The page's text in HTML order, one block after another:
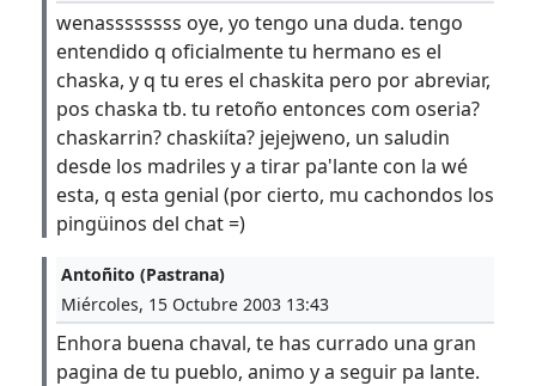
wenassssssss oye, yo tengo una duda. tengo
entendido q oficialmente tu hermano es el
chaska, y q tu eres el chaskita pero por abreviar,
pos chaska tb. tu retoño entonces com oseria?
chaskarrin? chaskiíta? jejejweno, un saludin
desde los madriles y a tirar pa'lante con la wé
esta, q esta genial (por cierto, mu cachondos los
pingüinos del chat =)
Antoñito (Pastrana)
Miércoles, 15 Octubre 2003 13:43
Enhora buena chaval, te has currado una gran
pagina de tu pueblo, animo y a seguir pa lante.